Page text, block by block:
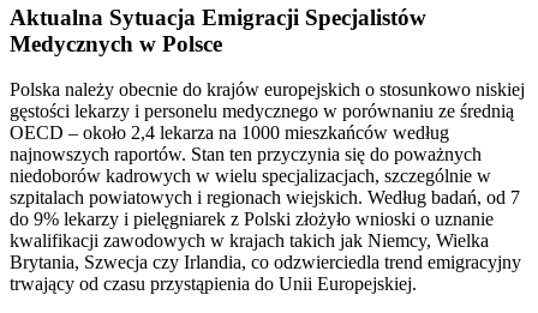
Aktualna Sytuacja Emigracji Specjalistów
Medycznych w Polsce
Polska należy obecnie do krajów europejskich o stosunkowo niskiej
gęstości lekarzy i personelu medycznego w porównaniu ze średnią
OECD – około 2,4 lekarza na 1000 mieszkańców według
najnowszych raportów. Stan ten przyczynia się do poważnych
niedoborów kadrowych w wielu specjalizacjach, szczególnie w
szpitalach powiatowych i regionach wiejskich. Według badań, od 7
do 9% lekarzy i pielęgniarek z Polski złożyło wnioski o uznanie
kwalifikacji zawodowych w krajach takich jak Niemcy, Wielka
Brytania, Szwecja czy Irlandia, co odzwierciedla trend emigracyjny
trwający od czasu przystąpienia do Unii Europejskiej.